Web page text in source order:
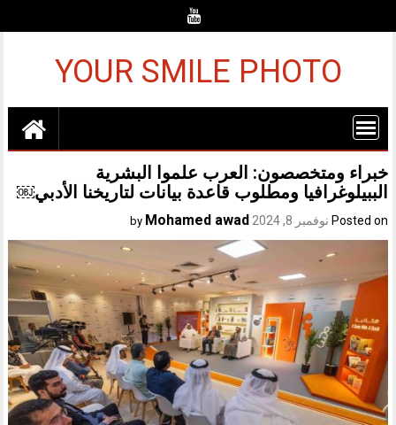
YOUR SMILE PHOTO
خبراء ومتخصصون: العرب علموا البشرية
الببيلوغرافيا ومطلوب قاعدة بيانات لتاريخنا الأدبي￼
Posted on نوفمبر 8, 2024 Mohamed awad